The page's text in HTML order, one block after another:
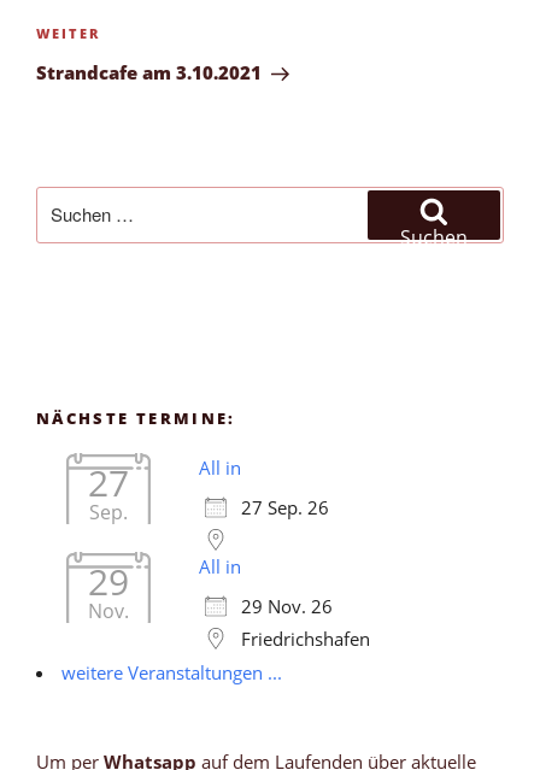
Nächster
Beitrag
WEITER
Strandcafe am 3.10.2021
nach:
Suchen
NÄCHSTE TERMINE:
27
Sep.
All in
27 Sep. 26
29
Nov.
All in
29 Nov. 26
Friedrichshafen
weitere Veranstaltungen ...
Um per Whatsapp auf dem Laufenden über aktuelle